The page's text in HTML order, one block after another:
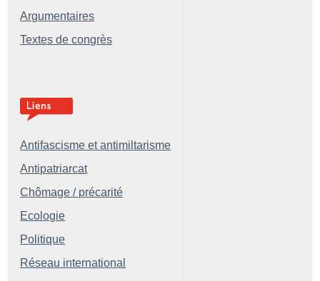
Argumentaires
Textes de congrès
Antifascisme et antimiltarisme
Antipatriarcat
Chômage / précarité
Ecologie
Politique
Réseau international